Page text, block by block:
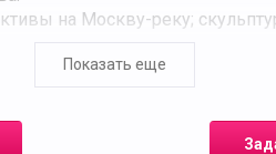
на Москву-реку;
и музыкальных вечеров;
парадную ось и
летние маршруты
Показать еще